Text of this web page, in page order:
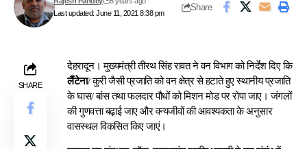
Last updated: June 11, 2021 8:38 pm
Share
SHARE
देहरादून। मुख्यमंत्री तीरथ सिंह रावत ने वन विभाग को निर्देश दिए कि
लैंटेना/ कुरी जैसी प्रजाति को वन क्षेत्र से हटाते हुए स्थानीय प्रजाति
के घास/ बांस तथा फलदार पौधों को मिशन मोड पर रोपा जाए। जंगलों
की गुणवत्ता बढ़ाई जाए और वन्यजीवों की आवश्यकता के अनुसार
वासस्थल विकसित किए जाएं।